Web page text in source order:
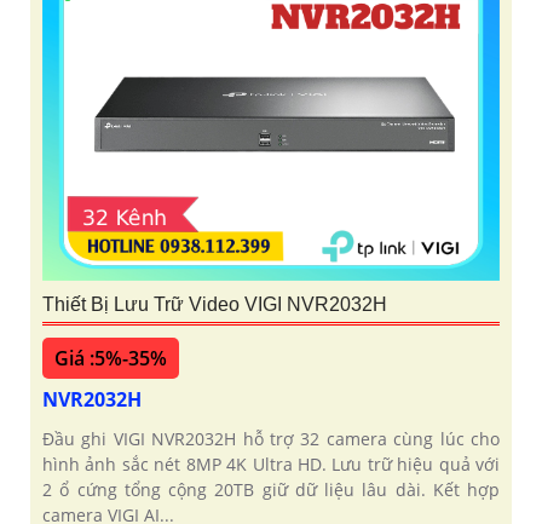
Thiết Bị Lưu Trữ Video VIGI NVR2032H
Giá :5%-35%
NVR2032H
Đầu ghi VIGI NVR2032H hỗ trợ 32 camera cùng lúc cho
hình ảnh sắc nét 8MP 4K Ultra HD. Lưu trữ hiệu quả với
2 ổ cứng tổng cộng 20TB giữ dữ liệu lâu dài. Kết hợp
camera VIGI AI...